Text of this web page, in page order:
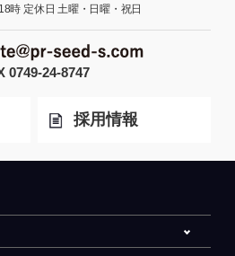
時 定休日 土曜・日曜・祝日
0749-24-8747
採用情報